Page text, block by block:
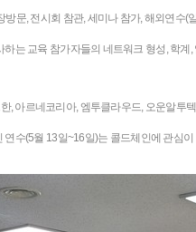
문, 전시회 참관, 세미나 참가, 해외연
는 교육 참가자들의 네트워크 형성, 학
, 아르네코리아, 엠투클라우드, 오운알
수(5월 13일~16일)는 콜드체인에 관심